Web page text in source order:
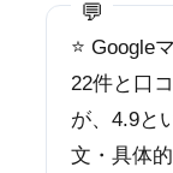
⭐ Google
22件と口
が、4.9と
文・具体